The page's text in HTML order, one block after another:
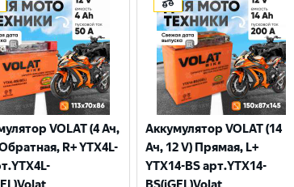
VOLAT (4 Ач,
R+ YTX4L-
Аккумулятор VOLAT (14
Ач, 12 V) Прямая, L+
YTX14-BS арт.YTX14-
город